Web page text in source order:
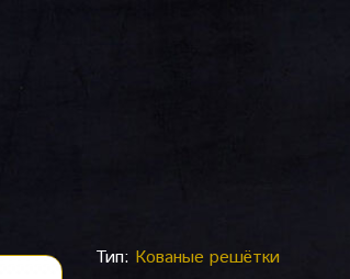
Тип: Кованые решётки